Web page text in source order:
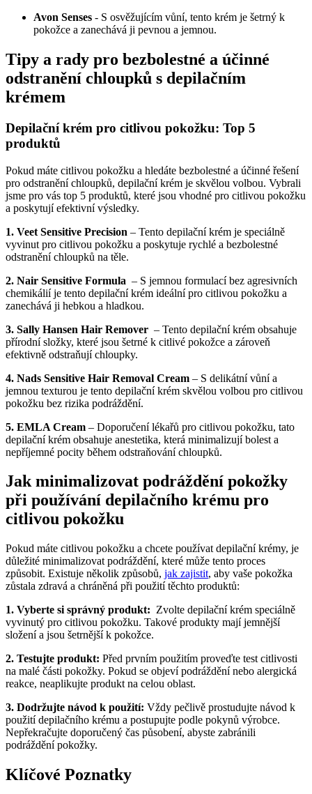
Avon Senses ​- S osvěžujícím vůní, ⁤tento krém je šetrný k
pokožce a zanechává ji pevnou a jemnou.
Tipy a rady pro bezbolestné a účinné
odstranění chloupků s depilačním
krémem
Depilační krém pro citlivou pokožku: Top 5
produktů
Pokud máte⁣ citlivou‍ pokožku‌ a hledáte bezbolestné a účinné řešení
pro odstranění chloupků, depilační ⁢krém ‍je skvělou‌ volbou. Vybrali
⁣jsme pro⁢ vás top 5 produktů, které jsou vhodné pro citlivou ⁣pokožku
a poskytují⁣ efektivní výsledky.
1. ​Veet Sensitive Precision – Tento‍ depilační‌ krém je ⁣speciálně
vyvinut pro ‌citlivou pokožku a poskytuje‌ rychlé a bezbolestné⁣
odstranění chloupků na těle.
2. ⁣Nair Sensitive​ Formula ⁤ – S jemnou formulací bez agresivních
chemikálií⁢ je tento depilační krém ideální pro citlivou ‌pokožku a
⁢zanechává ji hebkou a hladkou.
3. Sally Hansen Hair‌ Remover ⁣ – ⁤Tento depilační krém obsahuje
‌přírodní složky, které jsou šetrné k citlivé pokožce a zároveň
efektivně odstraňují chloupky.
4. Nads Sensitive Hair Removal Cream – S delikátní vůní a
jemnou texturou je tento depilační krém ⁣skvělou ⁣volbou pro citlivou
pokožku bez​ rizika podráždění.
5.​ EMLA Cream – Doporučení lékařů pro citlivou pokožku, tato
⁤depilační⁢ krém obsahuje anestetika, která minimalizují ‍bolest ⁤a
nepříjemné pocity během odstraňování chloupků.
Jak minimalizovat podráždění pokožky
při používání depilačního krému pro
citlivou pokožku
Pokud máte citlivou pokožku a chcete používat depilační krémy, je
důležité minimalizovat podráždění, které může tento ‍proces
způsobit. Existuje několik způsobů, jak zajistit, aby vaše‌ pokožka
zůstala zdravá a chráněná při ‌použití těchto ⁤produktů:
1. Vyberte si správný produkt: ‍ Zvolte depilační krém speciálně
vyvinutý pro ‌citlivou pokožku. Takové produkty mají jemnější
složení a jsou šetrnější k pokožce.
2. ⁢Testujte ​produkt: ​Před prvním⁤ použitím proveďte test citlivosti
na malé části pokožky. Pokud se objeví ⁢podráždění nebo alergická
reakce, neaplikujte produkt na celou oblast.
3. Dodržujte návod k použití: Vždy pečlivě ⁤prostudujte návod k
použití ‍depilačního krému a postupujte podle pokynů⁢ výrobce.
‍Nepřekračujte doporučený čas působení, abyste zabránili
podráždění pokožky.
Klíčové Poznatky